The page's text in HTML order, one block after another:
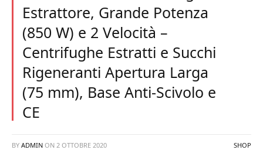
Estrattore, Grande Potenza
(850 W) e 2 Velocità –
Centrifughe Estratti e Succhi
Rigeneranti Apertura Larga
(75 mm), Base Anti-Scivolo e
CE
BY ADMIN ON 2 OTTOBRE 2020 SHOP